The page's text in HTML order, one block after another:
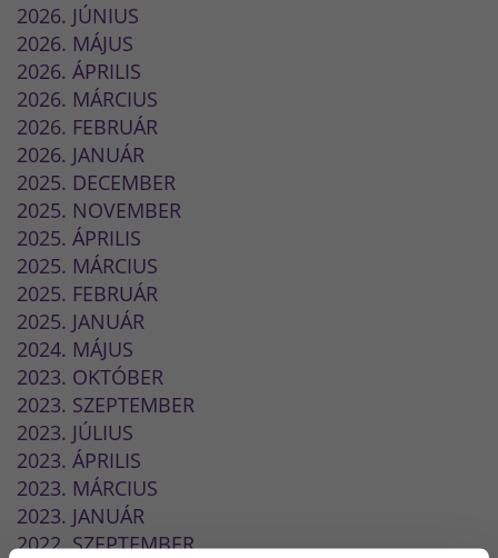
2026. JÚNIUS
2026. MÁJUS
2026. ÁPRILIS
2026. MÁRCIUS
2026. FEBRUÁR
2026. JANUÁR
2025. DECEMBER
2025. NOVEMBER
2025. ÁPRILIS
2025. MÁRCIUS
2025. FEBRUÁR
2025. JANUÁR
2024. MÁJUS
2023. OKTÓBER
2023. SZEPTEMBER
2023. JÚLIUS
2023. ÁPRILIS
2023. MÁRCIUS
2023. JANUÁR
2022. SZEPTEMBER